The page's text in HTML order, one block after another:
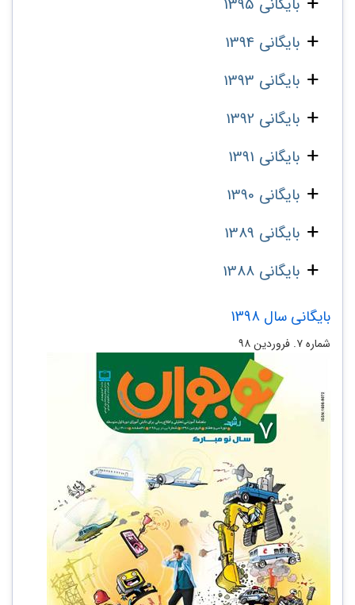
بایگانی 1395
بایگانی 1394
بایگانی 1393
بایگانی 1392
بایگانی 1391
بایگانی 1390
بایگانی 1389
بایگانی 1388
بایگانی سال 1398
شماره ۷. فروردین ۹۸